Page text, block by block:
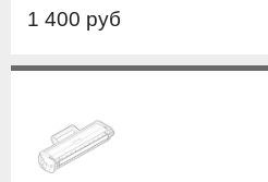
1 400 руб